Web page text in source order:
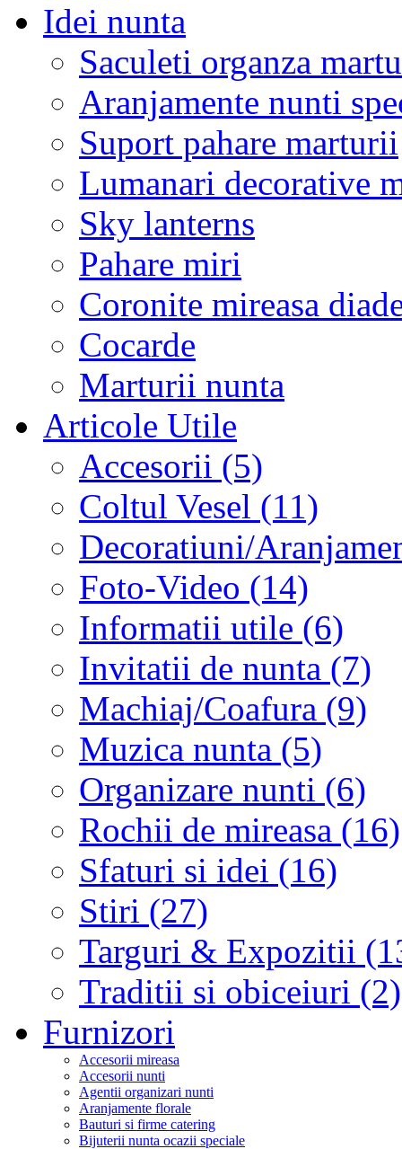
Idei nunta
Saculeti organza
Aranjamente nunti
Suport pahare marturii
Lumanari decorative
Sky lanterns
Pahare miri
Coronite mireasa
Cocarde
Marturii nunta
Articole Utile
Accesorii (5)
Coltul Vesel (11)
Decoratiuni/
Foto-Video (14)
Informatii utile (6)
Invitatii de nunta (7)
Machiaj/Coafura (9)
Muzica nunta (5)
Organizare nunti (6)
Rochii de mireasa (16)
Sfaturi si idei (16)
Stiri (27)
Targuri & Expozitii
Traditii si obiceiuri (2)
Furnizori
Accesorii mireasa
Accesorii nunti
Agentii organizari nunti
Aranjamente florale
Bauturi si firme catering
Bijuterii nunta ocazii speciale